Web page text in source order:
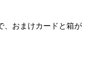
、おまけカードと箱が